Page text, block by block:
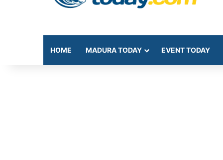
HOME MADURA TODAY EVENT TODAY